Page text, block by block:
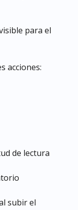
para el
acciones:
de lectura
subir el